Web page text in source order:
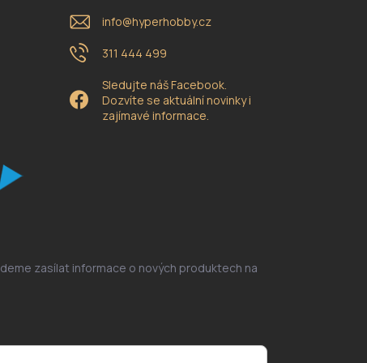
info@hyperhobby.cz
311 444 499
Sledujte náš Facebook.
Dozvíte se aktuální novinky i
zajímavé informace.
zasílat informace o nových produktech na